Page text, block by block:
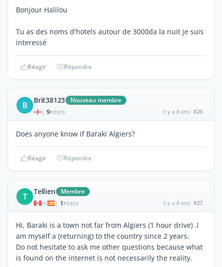
Bonjour Halilou
Tu as des noms d'hotels autour de 3000da la nuit je suis
interessé
Réagir Répondre
B Brit38123 Nouveau membre
| 9POSTS il y a 8 ans #26
Does anyone know if Baraki Algiers?
Réagir Répondre
T Tellien Membre
| 1 POSTS il y a 8 ans #27
Hi, Baraki is a town not far from Algiers (1 hour drive) .I
am myself a (returning) to the country since 2 years.
Do not hesitate to ask me other questions because what
is found on the internet is not necessarily the reality.